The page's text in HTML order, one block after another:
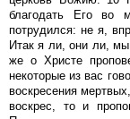
благодать Его
потрудился: не я,
Итак я ли, они ли,
же о Христе
некоторые из вас
воскресения
воскрес, то и